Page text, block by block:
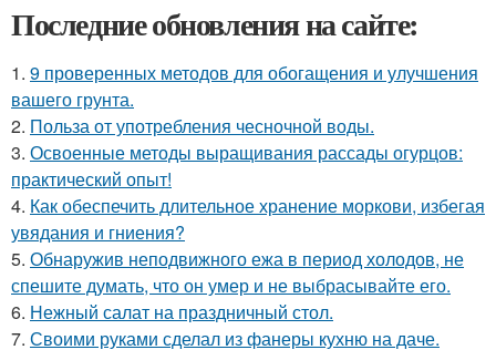
Последние обновления на сайте:
1. 9 проверенных методов для обогащения и улучшения
вашего грунта.
2. Польза от употребления чесночной воды.
3. Освоенные методы выращивания рассады огурцов:
практический опыт!
4. Как обеспечить длительное хранение моркови, избегая
увядания и гниения?
5. Обнаружив неподвижного ежа в период холодов, не
спешите думать, что он умер и не выбрасывайте его.
6. Нежный салат на праздничный стол.
7. Своими руками сделал из фанеры кухню на даче.